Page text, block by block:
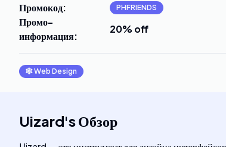
Промокод: PHFRIENDS
Промо-
информация:
20% off
🕸Web Design
Uizard'sОбзор